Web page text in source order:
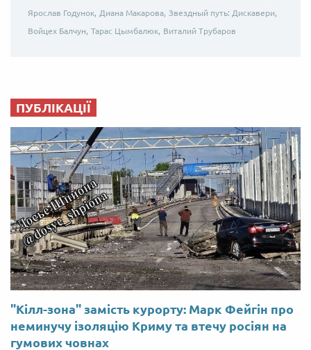
Ярослав Годунок, Диана Макарова, Звездный путь: Дискавери,
Войцех Балчун, Тарас Цымбалюк, Виталий Трубаров
ПУБЛІКАЦІЇ
"Кілл-зона" замість курорту: Марк Фейгін про
неминучу ізоляцію Криму та втечу росіян на
гумових човнах